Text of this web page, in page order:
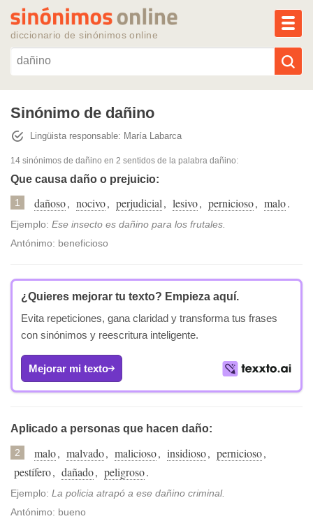
diccionario de sinónimos online
Reescribir texto con IA
Sinónimos populares
Temas populares
Temas recientes
Sinónimo de dañino
Lingüista responsable: María Labarca
14 sinónimos de dañino en 2 sentidos de la palabra dañino:
Que causa daño o prejuicio:
1 dañoso, nocivo, perjudicial, lesivo, pernicioso, malo.
Ejemplo: Ese insecto es dañino para los frutales.
Antónimo: beneficioso
¿Quieres mejorar tu texto? Empieza aquí.
Evita repeticiones, gana claridad y transforma tus frases
con sinónimos y reescritura inteligente.
Mejorar mi texto
Aplicado a personas que hacen daño:
2 malo, malvado, malicioso, insidioso, pernicioso,
pestífero, dañado, peligroso.
Ejemplo: La policia atrapó a ese dañino criminal.
Antónimo: bueno